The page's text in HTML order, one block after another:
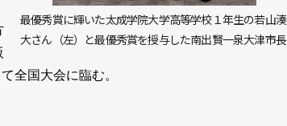
最優秀賞に輝いた太成学院大学高等学校１年生の若山湊
大さん（左）と最優秀賞を授与した南出賢一泉大津市長
全国大会に臨む。